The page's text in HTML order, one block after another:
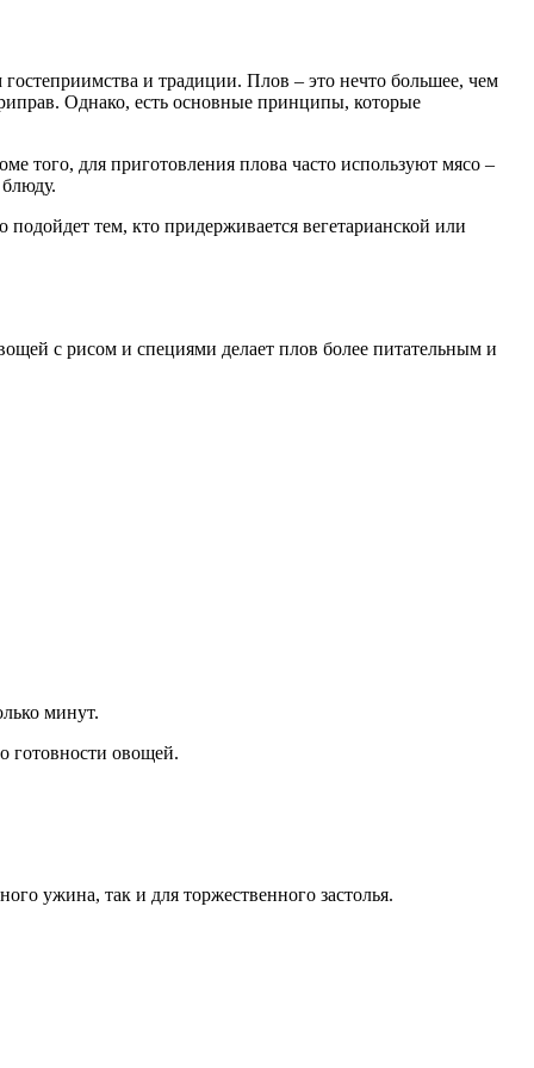
и традиции. Плов – это нечто большее, чем
Однако, есть основные принципы, которые
того, для приготовления плова часто используют мясо –
тем, кто придерживается вегетарианской или
с рисом и специями делает плов более питательным и
минут.
готовности овощей.
ужина, так и для торжественного застолья.